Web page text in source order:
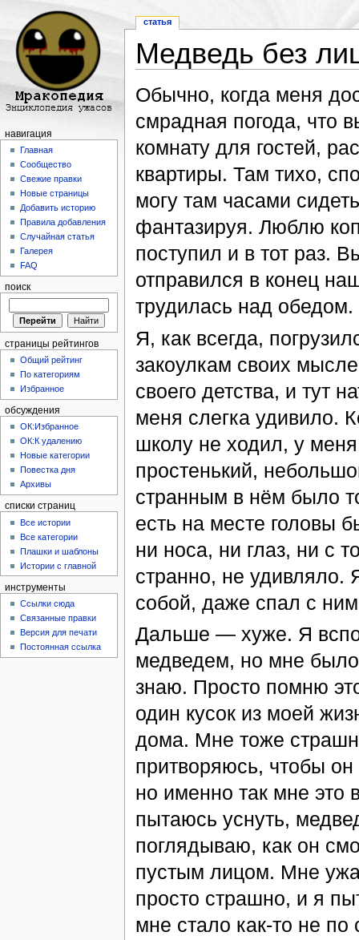
Медведь без
Обычно, когда меня
смрадная погода, что
комнату для гостей,
квартиры. Там тихо,
могу там часами
фантазируя. Люблю
поступил и в тот раз.
отправился в конец
трудилась над обедом.
Я, как всегда,
закоулкам своих
своего детства, и тут
меня слегка удивило.
школу не ходил, у
простенький,
странным в нём было
есть на месте головы
ни носа, ни глаз, ни с
странно, не удивляло.
собой, даже спал с
Дальше — хуже. Я
медведем, но мне
знаю. Просто помню
один кусок из моей
дома. Мне тоже
притворяюсь, чтобы
но именно так мне
пытаюсь уснуть,
поглядываю, как он
пустым лицом. Мне
просто страшно, и я
мне стало как-то не
статья
навигация
Главная
Сообщество
Свежие правки
Новые страницы
Добавить историю
Правила добавления
Случайная статья
Галерея
FAQ
поиск
страницы рейтингов
Общий рейтинг
По категориям
Избранное
обсуждения
ОК:Избранное
ОК:К удалению
Новые категории
Повестка дня
Архивы
списки страниц
Все истории
Все категории
Плашки и шаблоны
Истории с главной
инструменты
Ссылки сюда
Связанные правки
Версия для печати
Постоянная ссылка